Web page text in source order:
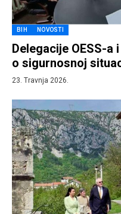
BIH NOVOSTI
Delegacije OESS-a
o sigurnosnoj
23. Travnja 2026.